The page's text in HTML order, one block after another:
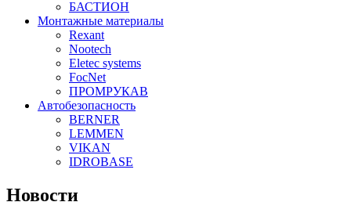
БАСТИОН
Монтажные материалы
Rexant
Nootech
Eletec systems
FocNet
ПРОМРУКАВ
Автобезопасность
BERNER
LEMMEN
VIKAN
IDROBASE
Новости